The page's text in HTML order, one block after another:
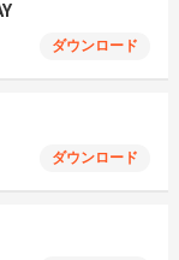
ダウンロード
ダウンロード